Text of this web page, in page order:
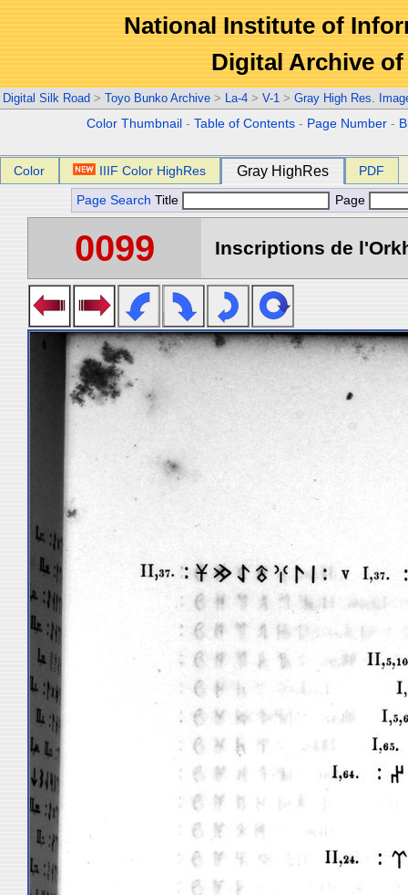
National Institute of
Digital Archive
Digital Silk Road > Toyo Bunko Archive > La-4 > V-1 > Gray High Res.
Color Thumbnail -Table of Contents - Page Number -
Color IIIF Color HighRes Gray HighRes PDF
Page Search Title Page
0099 Inscriptions de